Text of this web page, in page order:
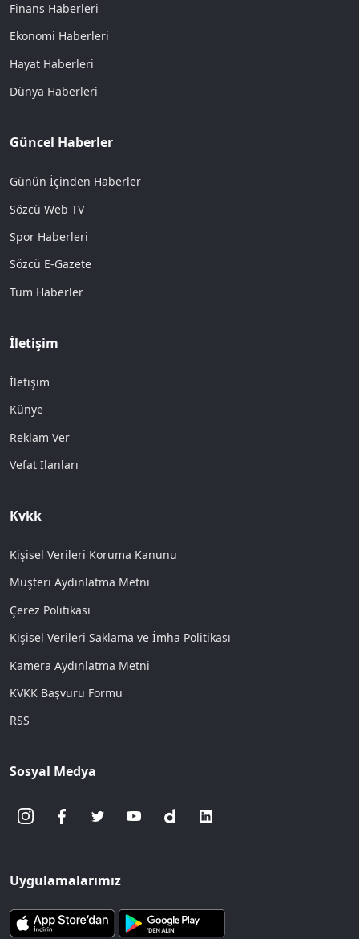
Finans Haberleri
Ekonomi Haberleri
Hayat Haberleri
Dünya Haberleri
Güncel Haberler
Günün İçinden Haberler
Sözcü Web TV
Spor Haberleri
Sözcü E-Gazete
Tüm Haberler
İletişim
İletişim
Künye
Reklam Ver
Vefat İlanları
Kvkk
Kişisel Verileri Koruma Kanunu
Müşteri Aydınlatma Metni
Çerez Politikası
Kişisel Verileri Saklama ve İmha Politikası
Kamera Aydınlatma Metni
KVKK Başvuru Formu
RSS
Sosyal Medya
Uygulamalarımız